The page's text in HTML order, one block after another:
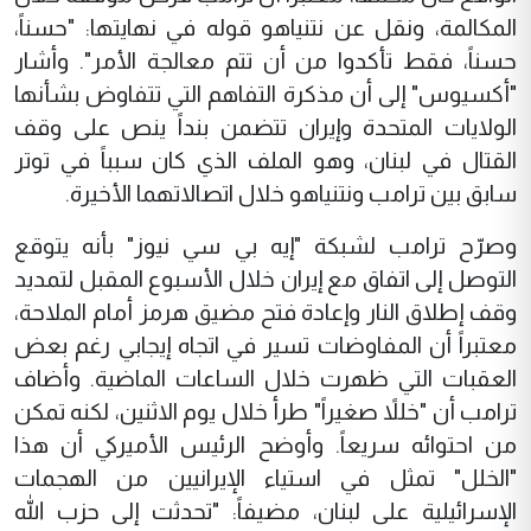
المكالمة، ونقل عن نتنياهو قوله في نهايتها: "حسناً،
حسناً، فقط تأكدوا من أن تتم معالجة الأمر". وأشار
"أكسيوس" إلى أن مذكرة التفاهم التي تتفاوض بشأنها
الولايات المتحدة وإيران تتضمن بنداً ينص على وقف
القتال في لبنان، وهو الملف الذي كان سبباً في توتر
سابق بين ترامب ونتنياهو خلال اتصالاتهما الأخيرة.
وصرّح ترامب لشبكة "إيه بي سي نيوز" بأنه يتوقع
التوصل إلى اتفاق مع إيران خلال الأسبوع المقبل لتمديد
وقف إطلاق النار وإعادة فتح مضيق هرمز أمام الملاحة،
معتبراً أن المفاوضات تسير في اتجاه إيجابي رغم بعض
العقبات التي ظهرت خلال الساعات الماضية. وأضاف
ترامب أن "خللاً صغيراً" طرأ خلال يوم الاثنين، لكنه تمكن
من احتوائه سريعاً. وأوضح الرئيس الأميركي أن هذا
"الخلل" تمثل في استياء الإيرانيين من الهجمات
الإسرائيلية على لبنان، مضيفاً: "تحدثت إلى حزب الله